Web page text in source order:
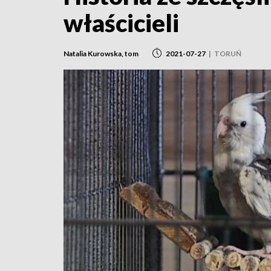
właścicieli
Natalia Kurowska, tom 2021-07-27 | TORUŃ